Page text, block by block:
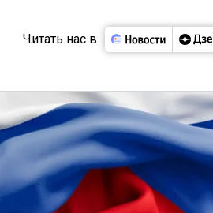
Читать нас в